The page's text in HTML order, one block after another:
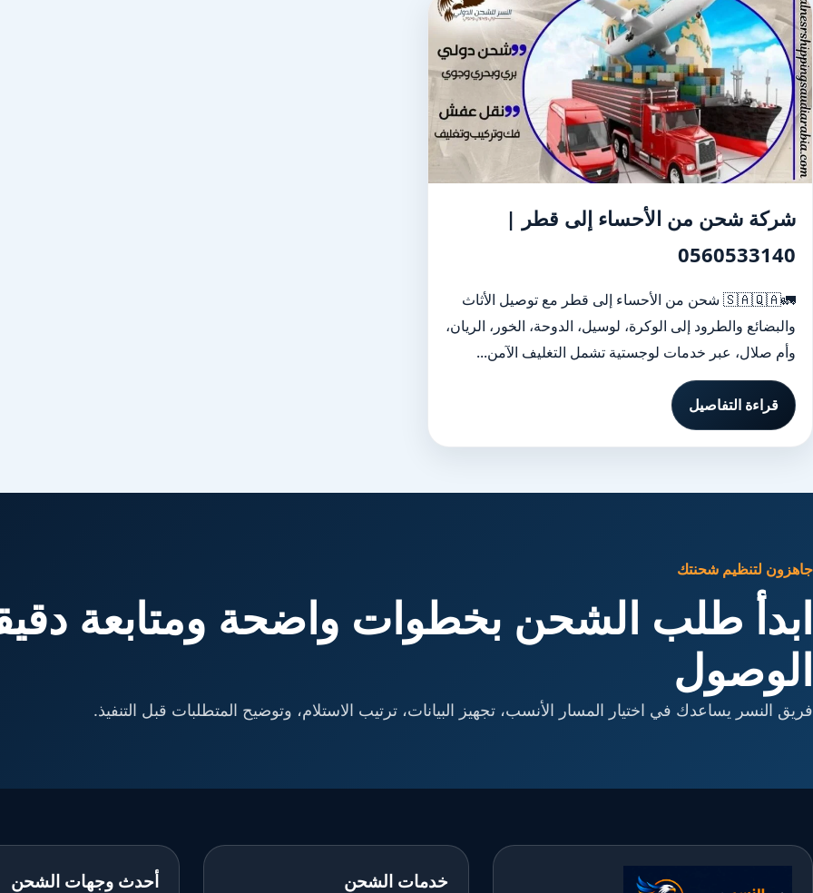
شركة شحن من الأحساء إلى قطر |
0560533140
🚛🇸🇦🇶🇦 شحن من الأحساء إلى قطر مع توصيل الأثاث
والبضائع والطرود إلى الوكرة، لوسيل، الدوحة، الخور، الريان،
وأم صلال، عبر خدمات لوجستية تشمل التغليف الآمن...
قراءة التفاصيل
جاهزون لتنظيم شحنتك
ابدأ طلب الشحن بخطوات واضحة ومتابعة
الوصول
فريق النسر يساعدك في اختيار المسار الأنسب، تجهيز البيانات، ترتيب الاستلام، وتوضيح المتطلبات قبل التنفيذ.
خدمات الشحن أحدث وجهات الشحن